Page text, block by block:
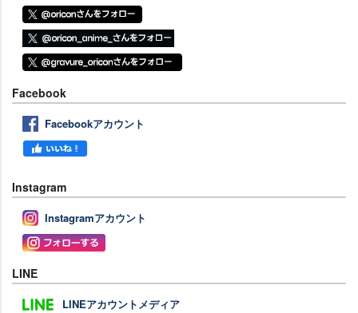
Facebook
Facebookアカウント
Instagram
Instagramアカウント
LINE
LINEアカウントメディア